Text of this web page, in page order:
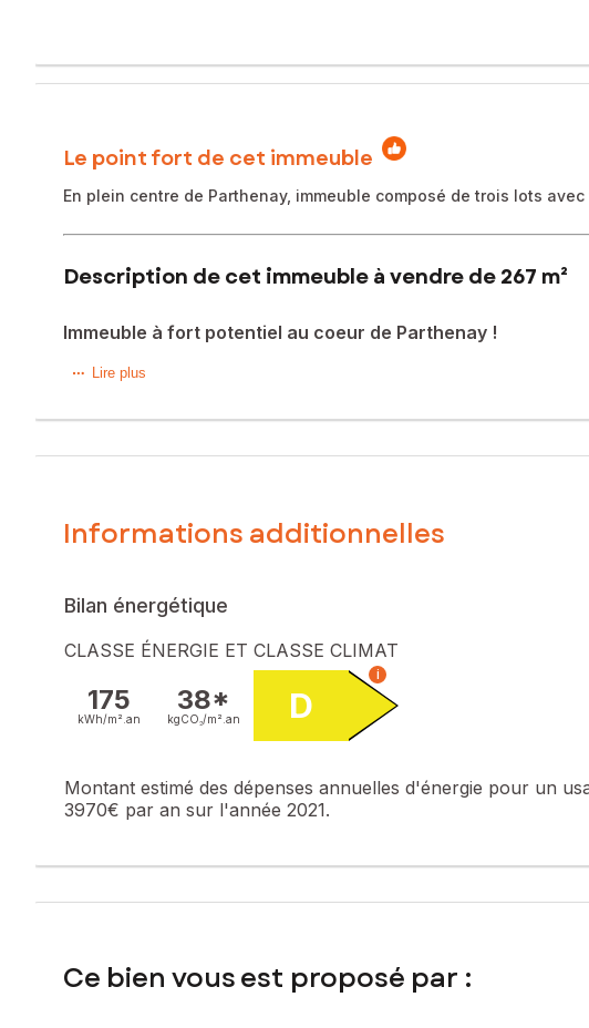
Le point fort de cet immeuble
En plein centre de Parthenay, immeuble composé de trois lots
Description de cet immeuble à vendre de 267 m²
Immeuble à fort potentiel au coeur de Parthenay !
Venez découvrir dans le centre Parthenay cet immeuble à fort
Spécial investisseur.
Prix de vente : 237 000 €
Contactez votre conseiller SAFTI : Lilou FLINOIS, Tél. : 07 87 13 61 90,
Lire plus
Informations additionnelles
Bilan énergétique
CLASSE ÉNERGIE ET CLASSE CLIMAT
175
kWh/m². an
38*
kgCO₂/m². an D
i
Montant estimé des dépenses annuelles d'énergie pour un
3970€ par an sur l'année 2021.
Ce bien vous est proposé par :